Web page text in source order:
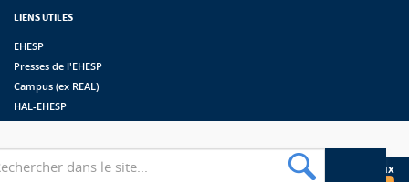
LIENS UTILES
EHESP
Presses de l'EHESP
Campus (ex REAL)
HAL-EHESP
Suivez les bibliothèques de l'EHESP sur les réseaux sociaux